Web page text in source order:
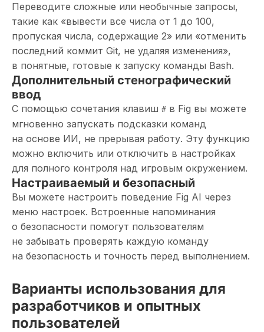
Переводите сложные или необычные запросы,
такие как «вывести все числа от 1 до 100,
пропуская числа, содержащие 2» или «отменить
последний коммит Git, не удаляя изменения»,
в понятные, готовые к запуску команды Bash.
Дополнительный стенографический
ввод
С помощью сочетания клавиш # в Fig вы можете
мгновенно запускать подсказки команд
на основе ИИ, не прерывая работу. Эту функцию
можно включить или отключить в настройках
для полного контроля над игровым окружением.
Настраиваемый и безопасный
Вы можете настроить поведение Fig AI через
меню настроек. Встроенные напоминания
о безопасности помогут пользователям
не забывать проверять каждую команду
на безопасность и точность перед выполнением.
Варианты использования для
разработчиков и опытных
пользователей